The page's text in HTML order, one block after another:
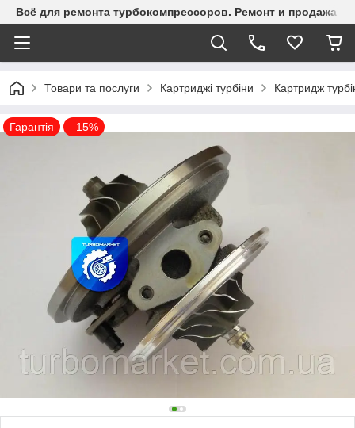
Всё для ремонта турбокомпрессоров. Ремонт и продажа
Товари та послуги Картриджі турбіни Картридж
Гарантія –15%